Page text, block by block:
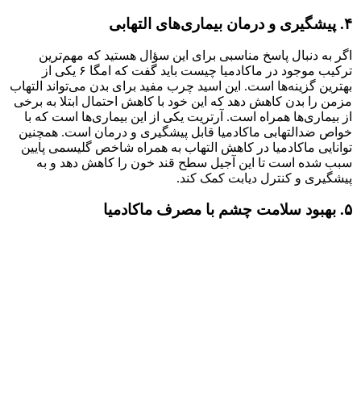
۴. پیشگیری و درمان بیماری‌های التهابی
اگر به دنبال پاسخ مناسبی برای این سؤال هستید که مهم‌ترین
ترکیب موجود در ماکادمیا چیست باید گفت که امگا ۶ یکی از
بهترین گزینه‌ها است. این اسید چرب مفید برای بدن می‌تواند التهاب
مزمن را بدن کاهش دهد که این خود با کاهش احتمال ابتلا به برخی
از بیماری‌ها همراه است. آرتریت یکی از این بیماری‌ها است که با
خواص ضدالتهابی ماکادمیا قابل پیشگیری و درمان است. همچنین
توانایی ماکادمیا در کاهش التهاب به همراه شاخص گلیسمی پایین
سبب شده است تا این آجیل سطح قند خون را کاهش دهد و به
پیشگیری و کنترل دیابت کمک کند.
۵. بهبود سلامت چشم با مصرف ماکادمیا